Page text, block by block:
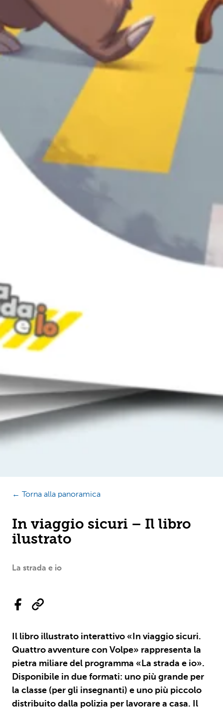
← Torna alla panoramica
In viaggio sicuri – Il libro
ilustrato
La strada e io
Il libro illustrato interattivo «In viaggio sicuri.
Quattro avventure con Volpe» rappresenta la
pietra miliare del programma «La strada e io».
Disponibile in due formati: uno più grande per
la classe (per gli insegnanti) e uno più piccolo
distribuito dalla polizia per lavorare a casa. Il